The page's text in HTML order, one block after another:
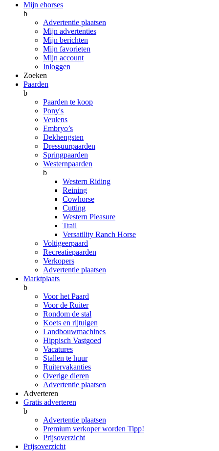
Mijn ehorses
b
Advertentie plaatsen
Mijn advertenties
Mijn berichten
Mijn favorieten
Mijn account
Inloggen
Zoeken
Paarden
b
Paarden te koop
Pony's
Veulens
Embryo’s
Dekhengsten
Dressuurpaarden
Springpaarden
Westernpaarden
b
Western Riding
Reining
Cowhorse
Cutting
Western Pleasure
Trail
Versatility Ranch Horse
Voltigeerpaard
Recreatiepaarden
Verkopers
Advertentie plaatsen
Marktplaats
b
Voor het Paard
Voor de Ruiter
Rondom de stal
Koets en rijtuigen
Landbouwmachines
Hippisch Vastgoed
Vacatures
Stallen te huur
Ruitervakanties
Overige dieren
Advertentie plaatsen
Adverteren
Gratis adverteren
b
Advertentie plaatsen
Premium verkoper worden Tipp!
Prijsoverzicht
Prijsoverzicht